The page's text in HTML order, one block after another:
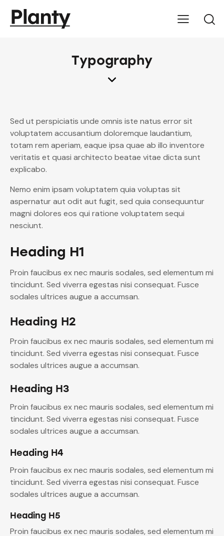
Typography
Sed ut perspiciatis unde omnis iste natus error sit
voluptatem accusantium doloremque laudantium,
totam rem aperiam, eaque ipsa quae ab illo inventore
veritatis et quasi architecto beatae vitae dicta sunt
explicabo.
Nemo enim ipsam voluptatem quia voluptas sit
aspernatur aut odit aut fugit, sed quia consequuntur
magni dolores eos qui ratione voluptatem sequi
nesciunt.
Heading H1
Proin faucibus ex nec mauris sodales, sed elementum mi
tincidunt. Sed viverra egestas nisi consequat. Fusce
sodales ultrices augue a accumsan.
Heading H2
Proin faucibus ex nec mauris sodales, sed elementum mi
tincidunt. Sed viverra egestas nisi consequat. Fusce
sodales ultrices augue a accumsan.
Heading H3
Proin faucibus ex nec mauris sodales, sed elementum mi
tincidunt. Sed viverra egestas nisi consequat. Fusce
sodales ultrices augue a accumsan.
Heading H4
Proin faucibus ex nec mauris sodales, sed elementum mi
tincidunt. Sed viverra egestas nisi consequat. Fusce
sodales ultrices augue a accumsan.
Heading H5
Proin faucibus ex nec mauris sodales, sed elementum mi